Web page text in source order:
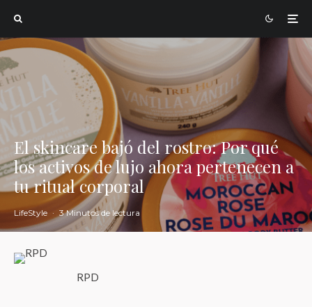
El skincare bajó del rostro: Por qué
los activos de lujo ahora pertenecen a
tu ritual corporal
LifeStyle · 3 Minutos de lectura
RPD